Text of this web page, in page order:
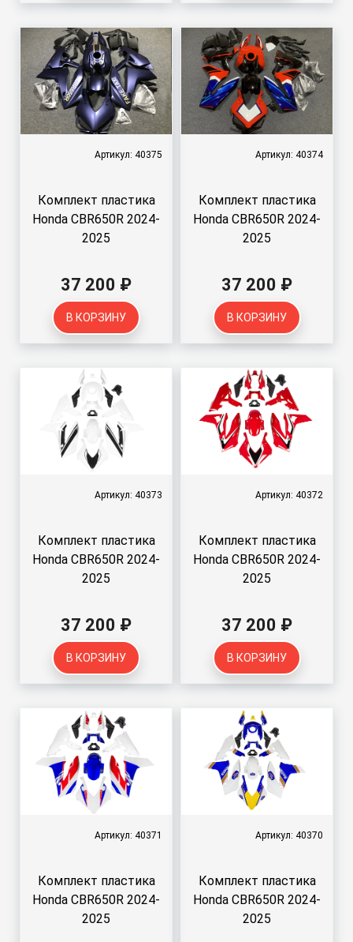
Артикул: 40375
Комплект пластика
Honda CBR650R 2024-
2025
37 200 ₽
В КОРЗИНУ
Артикул: 40374
Комплект пластика
Honda CBR650R 2024-
2025
37 200 ₽
В КОРЗИНУ
Артикул: 40373
Комплект пластика
Honda CBR650R 2024-
2025
37 200 ₽
В КОРЗИНУ
Артикул: 40372
Комплект пластика
Honda CBR650R 2024-
2025
37 200 ₽
В КОРЗИНУ
Артикул: 40371
Комплект пластика
Honda CBR650R 2024-
2025
Артикул: 40370
Комплект пластика
Honda CBR650R 2024-
2025